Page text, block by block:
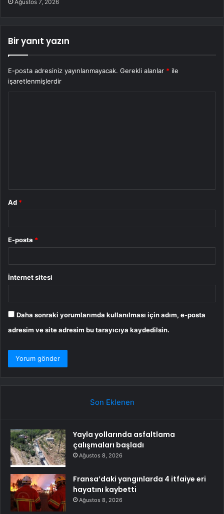
Ağustos 7, 2026
Bir yanıt yazın
E-posta adresiniz yayınlanmayacak. Gerekli alanlar * ile
işaretlenmişlerdir
Ad *
E-posta *
İnternet sitesi
Daha sonraki yorumlarımda kullanılması için adım, e-posta
adresim ve site adresim bu tarayıcıya kaydedilsin.
Son Eklenen
Yayla yollarında asfaltlama
çalışmaları başladı
Ağustos 8, 2026
Fransa’daki yangınlarda 4 itfaiye eri
hayatını kaybetti
Ağustos 8, 2026